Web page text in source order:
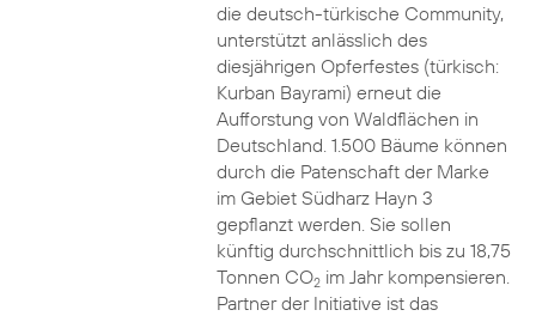
die deutsch-türkische Community,
unterstützt anlässlich des
diesjährigen Opferfestes (türkisch:
Kurban Bayrami) erneut die
Aufforstung von Waldflächen in
Deutschland. 1.500 Bäume können
durch die Patenschaft der Marke
im Gebiet Südharz Hayn 3
gepflanzt werden. Sie sollen
künftig durchschnittlich bis zu 18,75
Tonnen CO2im Jahr kompensieren.
Partner der Initiative ist das